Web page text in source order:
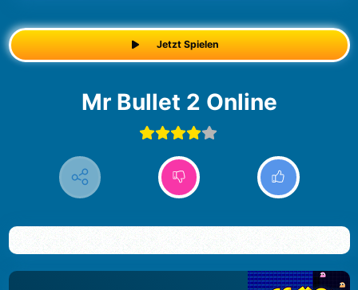
Jetzt Spielen
Mr Bullet 2 Online